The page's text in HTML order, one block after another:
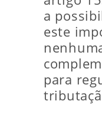
a
este
para